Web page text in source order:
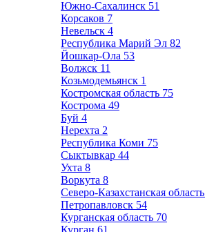
Южно-Сахалинск 51
Корсаков 7
Невельск 4
Республика Марий Эл 82
Йошкар-Ола 53
Волжск 11
Козьмодемьянск 1
Костромская область 75
Кострома 49
Буй 4
Нерехта 2
Республика Коми 75
Сыктывкар 44
Ухта 8
Воркута 8
Северо-Казахстанская область
Петропавловск 54
Курганская область 70
Курган 61